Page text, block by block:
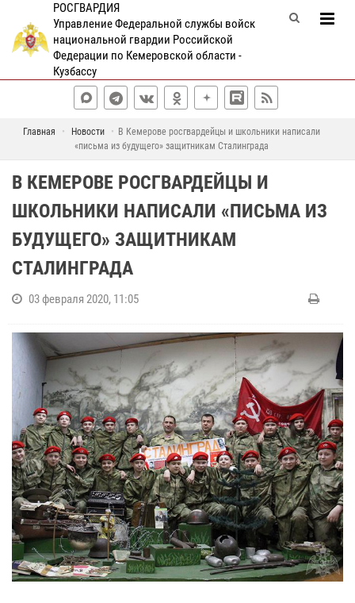
РОСГВАРДИЯ
Управление Федеральной службы войск
национальной гвардии Российской
Федерации по Кемеровской области -
Кузбассу
Главная Новости
В Кемерове росгвардейцы и школьники написали
«письма из будущего» защитникам Сталинграда
В КЕМЕРОВЕ РОСГВАРДЕЙЦЫ И
ШКОЛЬНИКИ НАПИСАЛИ «ПИСЬМА ИЗ
БУДУЩЕГО» ЗАЩИТНИКАМ
СТАЛИНГРАДА
03 февраля 2020, 11:05